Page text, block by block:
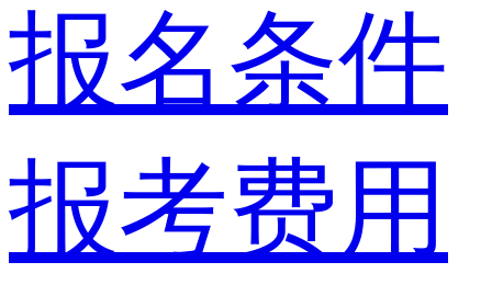
报名条件
报考费用